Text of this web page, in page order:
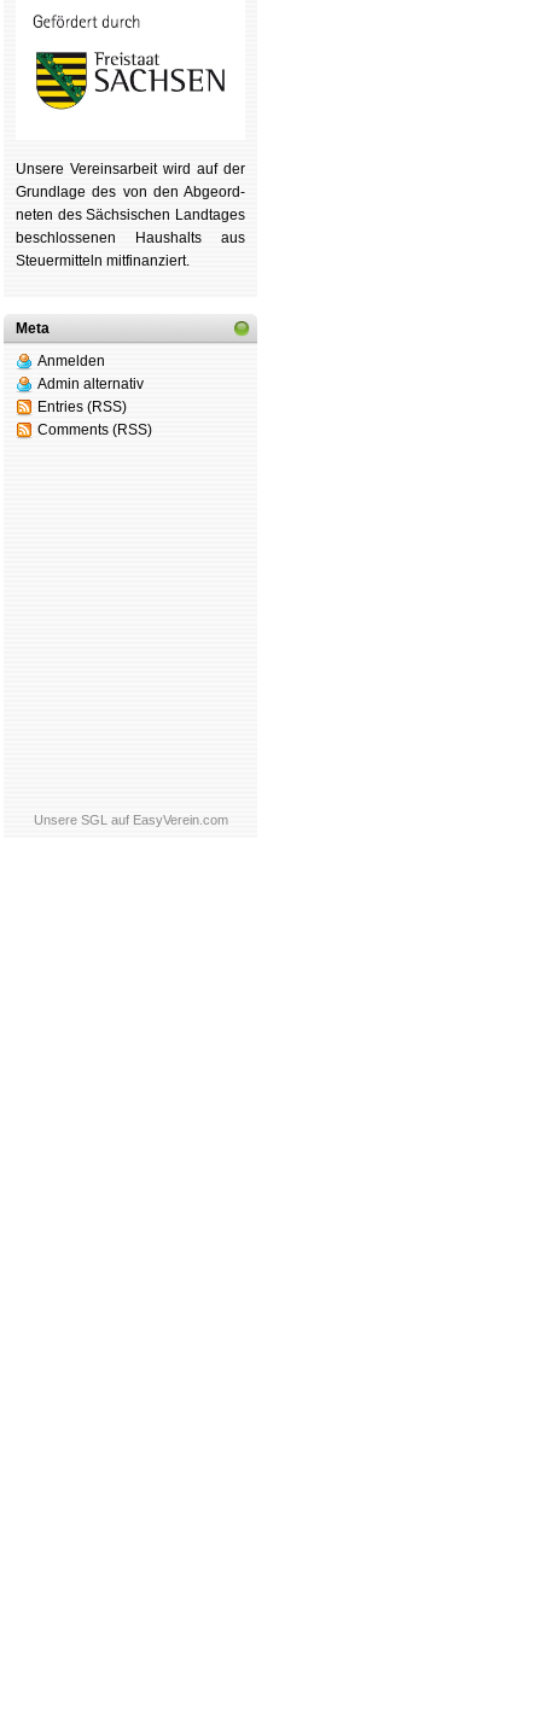
Unsere Ver­eins­ar­beit wird auf der
Grund­lage des von den Ab­ge­ord­
ne­ten des Säch­si­schen Land­tages
be­schlos­se­nen Haus­halts aus
Steu­er­mitteln mit­fi­nan­ziert.
Meta
Anmelden
Admin alternativ
Entries (RSS)
Comments (RSS)
Unsere SGL auf EasyVerein.com